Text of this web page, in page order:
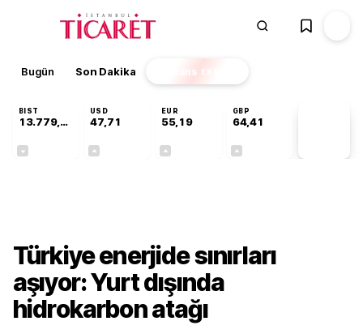
Bugün Son Dakika Finans EKSTRA
BIST
13.779,39
USD
47,71
EUR
55,19
GBP
64,41
Türkiye enerjide sınırları
aşıyor: Yurt dışında
hidrokarbon atağı